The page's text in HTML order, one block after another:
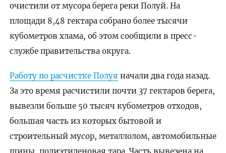
очистили от мусора берега реки Полуй. На
площади 8,48 гектара собрано более тысячи
кубометров хлама, об этом сообщили в пресс-
службе правительства округа.
Работу по расчистке Полуя начали два года назад.
За это время расчистили почти 37 гектаров берега,
вывезли больше 50 тысяч кубометров отходов,
большая часть из которых бытовой и
строительный мусор, металлолом, автомобильные